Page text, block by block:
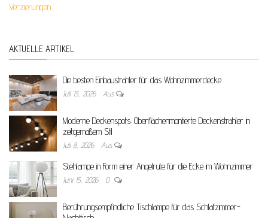
Verzierungen
AKTUELLE ARTIKEL
Die besten Einbaustrahler für das Wohnzimmerdecke
Juli 15, 2026 Aus
Moderne Deckenspots: Oberflächenmontierte Deckenstrahler in
zeitgemäßem Stil
Juli 8, 2026 Aus
Stehlampe in Form einer Angelrute für die Ecke im Wohnzimmer
Juni 15, 2026 0
Berührungsempfindliche Tischlampe für das Schlafzimmer-